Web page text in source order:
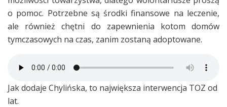
o pomoc. Potrzebne są środki finansowe na leczenie,
ale również chętni do zapewnienia kotom domów
tymczasowych na czas, zanim zostaną adoptowane.
Jak dodaje Chylińska, to największa interwencja TOZ od
lat.